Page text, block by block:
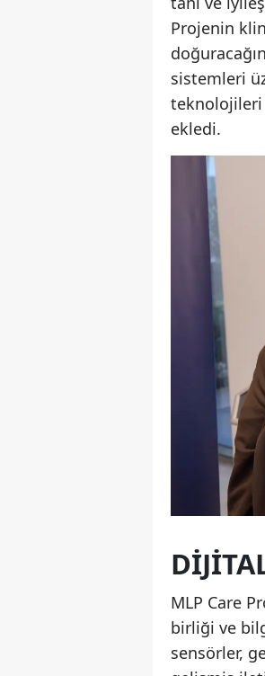
Projenin
sistemleri
teknolojileri
ekledi.
MLP Care
birliği ve
sensörler,